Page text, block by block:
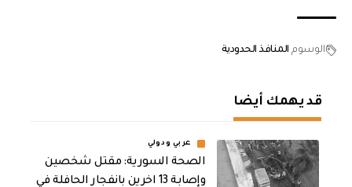
الوسوم المنافذ الحدودية
قد يهمك أيضا
عربي ودولي
الصحة السورية: مقتل شخصين
وإصابة 13 اخرين بانفجار الحافلة في